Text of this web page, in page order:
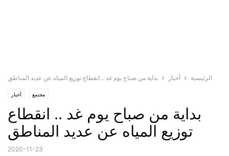
الرئيسية أخبار بداية من صباح يوم غد .. انقطاع توزيع المياه عن عديد المناطق
أخبار مجتمع
بداية من صباح يوم غد .. انقطاع
توزيع المياه عن عديد المناطق
2020-11-23